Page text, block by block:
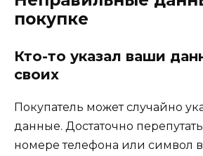
покупке
Кто-то указал ваши
своих
Покупатель может случайно
данные. Достаточно
номере телефона или символ